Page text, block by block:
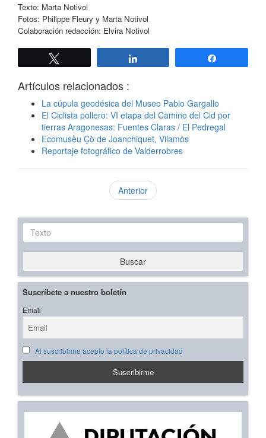
Texto: Marta Notivol
Fotos: Philippe Fleury y Marta Notivol
Colaboración redacción: Elvira Notivol
Artículos relacionados :
La cúpula geodésica del Museo Pablo Gargallo
El Ciclista pollero: VI etapa del Camino del Cid por
tierras Aragonesas: Fuentes Claras / El Pedregal
Ecomusèu Çò de Joanchiquet, Vilamòs
Reportaje fotográfico de Valderrobres
Anterior
Texto
Buscar
Suscríbete a nuestro boletín
Email
Al suscribirme acepto la política de privacidad